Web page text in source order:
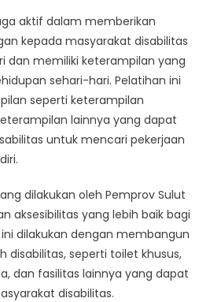
aktif dalam memberikan
kepada masyarakat disabilitas
dan memiliki keterampilan yang
sehari-hari. Pelatihan ini
seperti keterampilan
lainnya yang dapat
untuk mencari pekerjaan
dilakukan oleh Pemprov Sulut
aksesibilitas yang lebih baik bagi
dilakukan dengan membangun
disabilitas, seperti toilet khusus,
dan fasilitas lainnya yang dapat
disabilitas.